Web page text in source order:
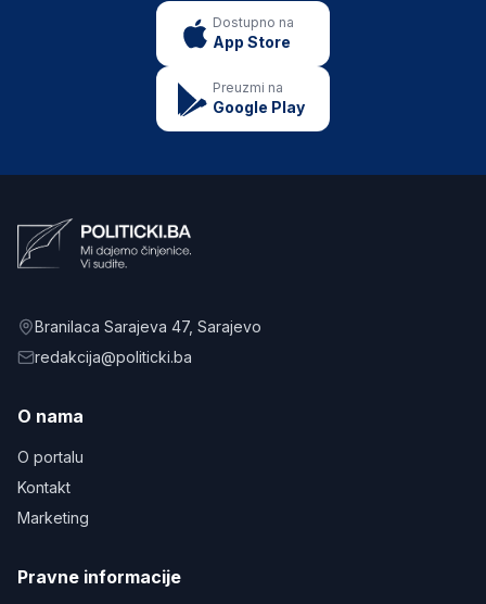
Dostupno na
App Store
Preuzmi na
Google Play
Branilaca Sarajeva 47, Sarajevo
redakcija@politicki.ba
O nama
O portalu
Kontakt
Marketing
Pravne informacije